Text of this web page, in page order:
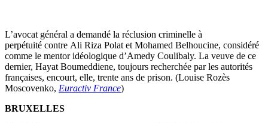
L’avocat général a demandé la réclusion criminelle à
perpétuité contre Ali Riza Polat et Mohamed Belhoucine, considéré
comme le mentor idéologique d’Amedy Coulibaly. La veuve de ce
dernier, Hayat Boumeddiene, toujours recherchée par les autorités
françaises, encourt, elle, trente ans de prison. (Louise Rozès
Moscovenko, Euractiv France)
BRUXELLES